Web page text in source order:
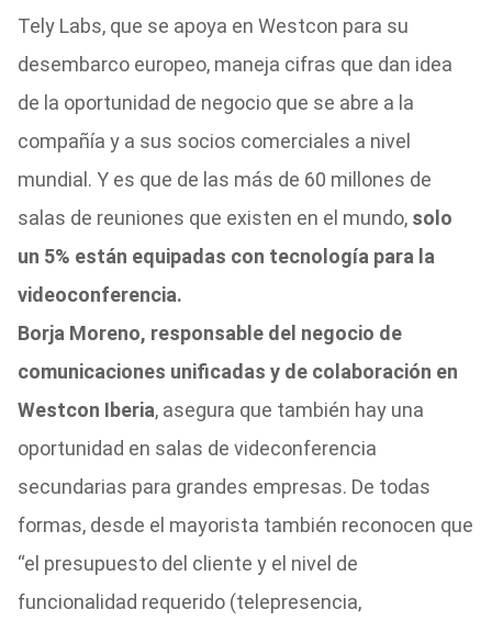
Tely Labs, que se apoya en Westcon para su
desembarco europeo, maneja cifras que dan idea
de la oportunidad de negocio que se abre a la
compañía y a sus socios comerciales a nivel
mundial. Y es que de las más de 60 millones de
salas de reuniones que existen en el mundo, solo
un 5% están equipadas con tecnología para la
videoconferencia.
Borja Moreno, responsable del negocio de
comunicaciones unificadas y de colaboración en
Westcon Iberia, asegura que también hay una
oportunidad en salas de videconferencia
secundarias para grandes empresas. De todas
formas, desde el mayorista también reconocen que
“el presupuesto del cliente y el nivel de
funcionalidad requerido (telepresencia,